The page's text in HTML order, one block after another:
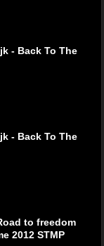
- Back To The
- Back To The
to freedom
2012 STMP